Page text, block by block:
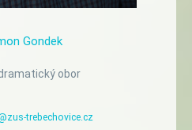
Gondek
obor
trebechovice.cz